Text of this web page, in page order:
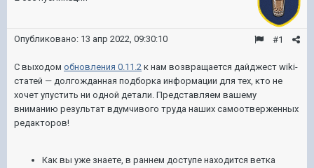
#1
Опубликовано: 13 апр 2022, 09:30:10
С выходом обновления 0.11.2 к нам возвращается дайджест wiki-
статей — долгожданная подборка информации для тех, кто не
хочет упустить ни одной детали. Представляем вашему
вниманию результат вдумчивого труда наших самоотверженных
редакторов!
Как вы уже знаете, в раннем доступе находится ветка